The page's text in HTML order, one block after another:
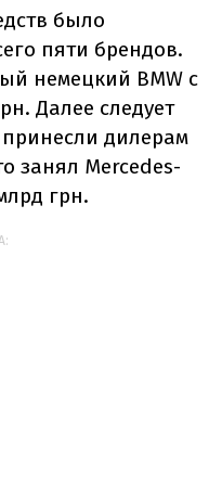
было
пяти брендов.
немецкий BMW с
Далее следует
дилерам
занял Mercedes-
грн.